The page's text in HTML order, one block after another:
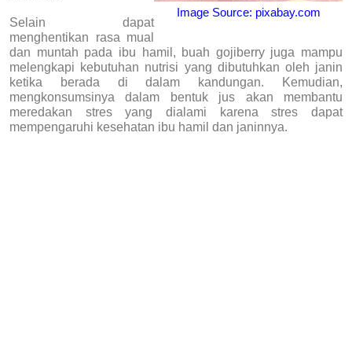
Image Source: pixabay.com
Selain dapat
menghentikan rasa mual
dan muntah pada ibu hamil, buah gojiberry juga mampu
melengkapi kebutuhan nutrisi yang dibutuhkan oleh janin
ketika berada di dalam kandungan. Kemudian,
mengkonsumsinya dalam bentuk jus akan membantu
meredakan stres yang dialami karena stres dapat
mempengaruhi kesehatan ibu hamil dan janinnya.